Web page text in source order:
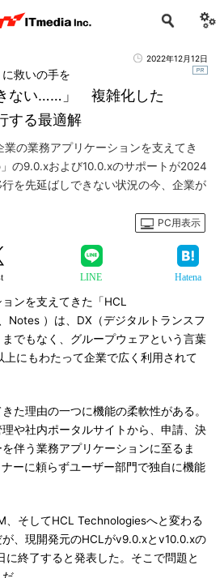
2022年12月12日
きない……」 複雑化した
する最適解
救いの手を
の業務アプリケーションを支えてき
の9.0.xおよび10.0.xのサポートが2024
を先延ばしできない状況の今、企業が
PC用表示
LINE Hatena
ンを支えてきた「HCL
Notes ）は、DX（デジタルトランスフ
でもなく、グループウェアという言葉
にもわたって企業で広く利用されて
た理由の一つに機能の柔軟性がある。
や社内ポータルサイトから、申請、決
伴う業務アプリケーションに至るま
ーに頼らずユーザー部門で独自に機能
そしてHCL Technologiesへと変わる
、現開発元のHCLがv9.0.xとv10.0.xの
に終了すると発表した。そこで問題と